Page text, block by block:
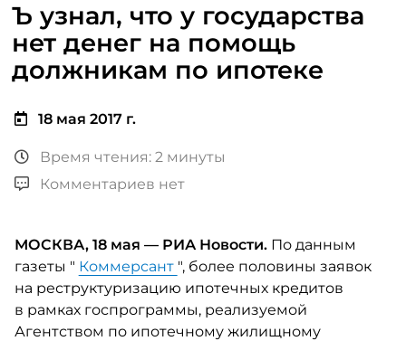
Ъ узнал, что у государства
нет денег на помощь
должникам по ипотеке
18 мая 2017 г.
Время чтения: 2 минуты
Комментариев нет
МОСКВА, 18 мая — РИА Новости. По данным
газеты " Коммерсант ", более половины заявок
на реструктуризацию ипотечных кредитов
в рамках госпрограммы, реализуемой
Агентством по ипотечному жилищному